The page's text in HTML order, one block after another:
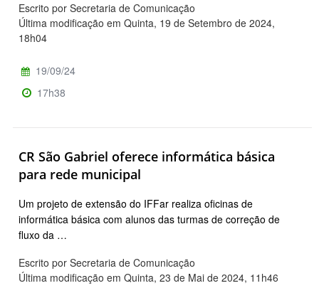
Escrito por Secretaria de Comunicação
Última modificação em Quinta, 19 de Setembro de 2024,
18h04
19/09/24
17h38
CR São Gabriel oferece informática básica
para rede municipal
Um projeto de extensão do IFFar realiza oficinas de
informática básica com alunos das turmas de correção de
fluxo da …
Escrito por Secretaria de Comunicação
Última modificação em Quinta, 23 de Mai de 2024, 11h46